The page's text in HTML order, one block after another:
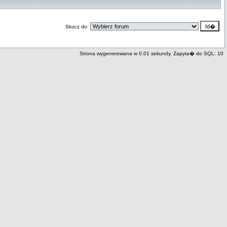
Skocz do:
Strona wygenerowana w 0.01 sekundy. Zapyta� do SQL: 10